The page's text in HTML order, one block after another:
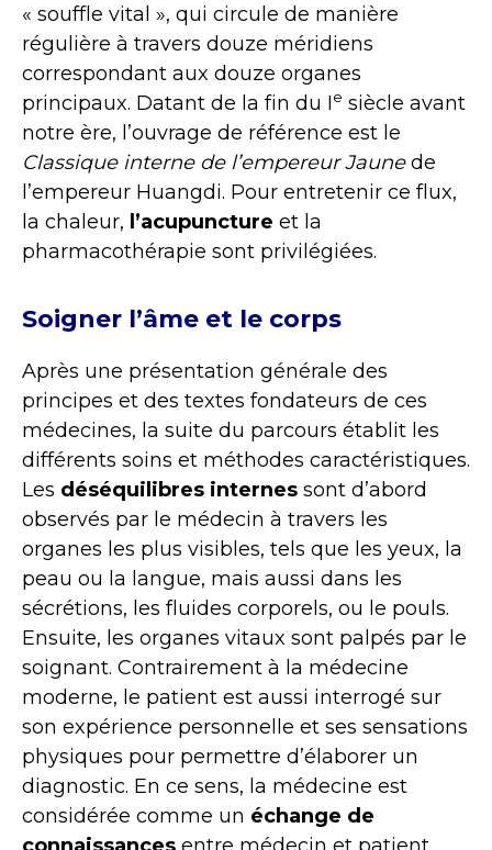
« souffle vital », qui circule de manière
régulière à travers douze méridiens
correspondant aux douze organes
principaux. Datant de la fin du Ie siècle avant
notre ère, l’ouvrage de référence est le
Classique interne de l’empereur Jaunede
l’empereur Huangdi. Pour entretenir ce flux,
la chaleur, l’acupuncture et la
pharmacothérapie sont privilégiées.
Soigner l’âme et le corps
Après une présentation générale des
principes et des textes fondateurs de ces
médecines, la suite du parcours établit les
différents soins et méthodes caractéristiques.
Les déséquilibres internes sont d’abord
observés par le médecin à travers les
organes les plus visibles, tels que les yeux, la
peau ou la langue, mais aussi dans les
sécrétions, les fluides corporels, ou le pouls.
Ensuite, les organes vitaux sont palpés par le
soignant. Contrairement à la médecine
moderne, le patient est aussi interrogé sur
son expérience personnelle et ses sensations
physiques pour permettre d’élaborer un
diagnostic. En ce sens, la médecine est
considérée comme un échange de